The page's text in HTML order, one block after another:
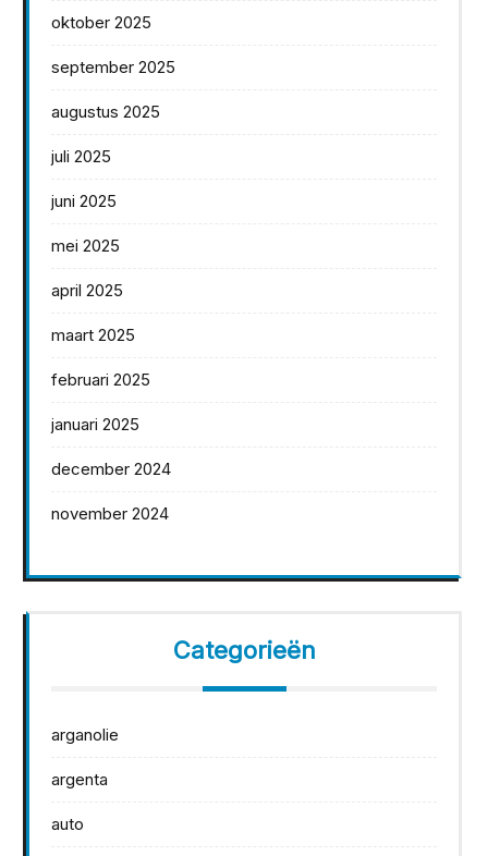
oktober 2025
september 2025
augustus 2025
juli 2025
juni 2025
mei 2025
april 2025
maart 2025
februari 2025
januari 2025
december 2024
november 2024
Categorieën
arganolie
argenta
auto